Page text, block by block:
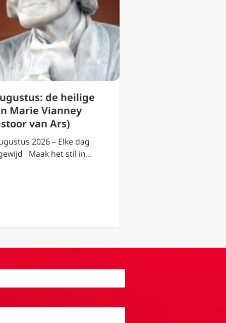
de heilige
Marie Vianney
van Ars)
2026 – Elke dag
Maak het stil in…